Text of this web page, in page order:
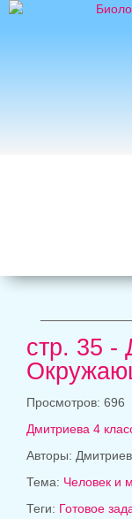
стр. 35 -
Просмотров: 696
Дмитриева 4
Авторы:
Тема: Человек и
Теги: Готовое